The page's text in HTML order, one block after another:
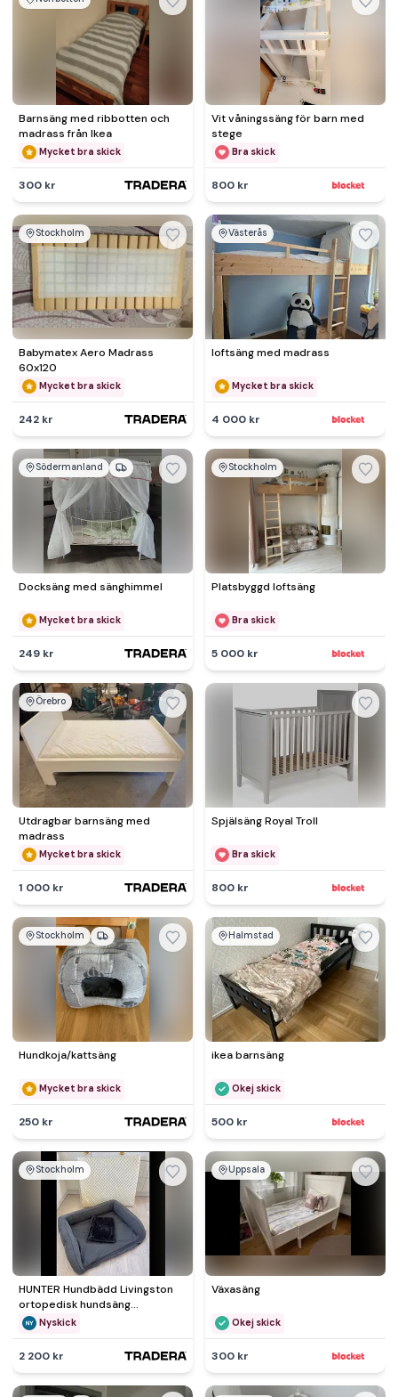
Barnsäng med ribbotten och
madrass från Ikea
Mycket bra skick
300 kr
Vit våningssäng för barn med
stege
Bra skick
800 kr
Stockholm
Babymatex Aero Madrass
60x120
Mycket bra skick
242 kr
Västerås
loftsäng med madrass
Mycket bra skick
4 000 kr
Södermanland
Docksäng med sänghimmel
Mycket bra skick
249 kr
Stockholm
Platsbyggd loftsäng
Bra skick
5 000 kr
Örebro
Utdragbar barnsäng med
madrass
Mycket bra skick
1 000 kr
Spjälsäng Royal Troll
Bra skick
800 kr
Stockholm
Hundkoja/kattsäng
Mycket bra skick
250 kr
Halmstad
ikea barnsäng
Okej skick
500 kr
Stockholm
HUNTER Hundbädd Livingston
ortopedisk hundsäng
100x80cm
Nyskick
2 200 kr
Uppsala
Växasäng
Okej skick
300 kr